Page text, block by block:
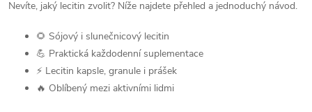
Nevíte, jaký lecitin zvolit? Níže najdete přehled a jednoduchý návod.
🌻 Sójový i slunečnicový lecitin
💪 Praktická každodenní suplementace
⚡ Lecitin kapsle, granule i prášek
🔥 Oblíbený mezi aktivními lidmi